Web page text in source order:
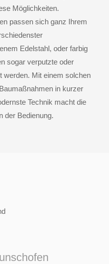
Möglichkeiten.
passen sich ganz Ihrem
Edelstahl, oder farbig
sogar verputzte oder
werden. Mit einem solchen
in kurzer
Technik macht die
der Bedienung.